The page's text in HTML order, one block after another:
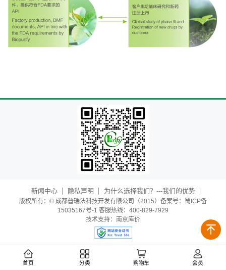
新闻中心 隐私声明 为什么选择我们？---我们的优势
版权所有：© 成都普瑞法科技开发有限公司（2015）备案号：蜀ICP备
15035167号-1 客服热线：400-829-7929
技术支持： 南京库价
首页 分类 购物车 会员